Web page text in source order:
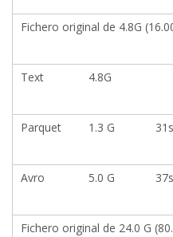
Fichero original de 4.8G
Text 4.8G
Parquet 1.3 G
Avro 5.0 G
Fichero original de 24.0 G